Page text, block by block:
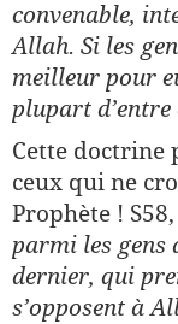
convenable,
Allah. Si les
meilleur pour
plupart d’entre
Cette doctrine
ceux qui ne
Prophète !
parmi les gens
dernier, qui
s’opposent à